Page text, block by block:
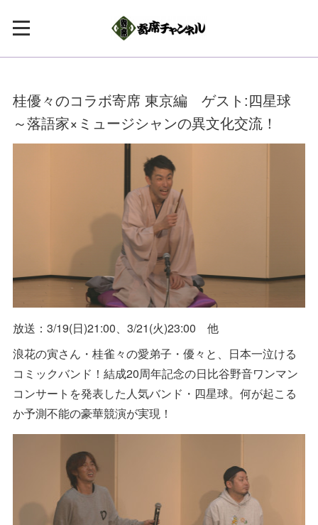
桂優々のコラボ寄席 東京編 ゲスト:四星球
～落語家×ミュージシャンの異文化交流！
放送：3/19(日)21:00、3/21(火)23:00 他
浪花の寅さん・桂雀々の愛弟子・優々と、日本一泣ける
コミックバンド！結成20周年記念の日比谷野音ワンマン
コンサートを発表した人気バンド・四星球。何が起こる
か予測不能の豪華競演が実現！